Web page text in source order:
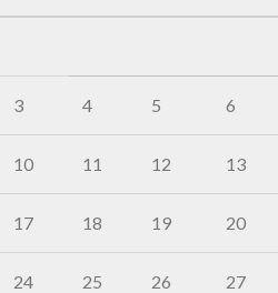
3 4 5 6
10 11 12 13
17 18 19 20
24 25 26 27